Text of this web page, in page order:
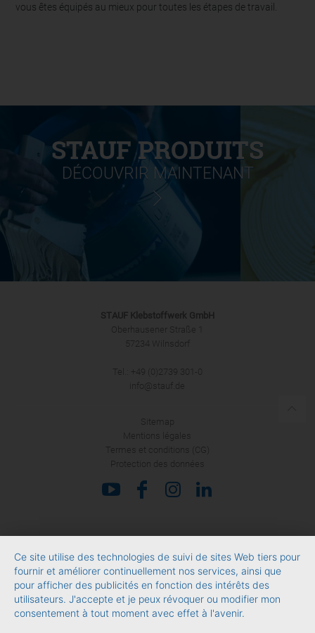
vous êtes équipés au mieux pour toutes les étapes de travail.
STAUF PRODUITS
DÉCOUVRIR MAINTENANT
STAUF Klebstoffwerk GmbH
Oberhausener Straße 1
57234 Wilnsdorf
Tel.: +49 (0)2739 301-0
info@stauf.de
Sitemap
Mentions légales
Termes et conditions (CG)
Protection des données
Ce site utilise des technologies de suivi de sites Web tiers pour
fournir et améliorer continuellement nos services, ainsi que
pour afficher des publicités en fonction des intérêts des
utilisateurs. J'accepte et je peux révoquer ou modifier mon
consentement à tout moment avec effet à l'avenir.